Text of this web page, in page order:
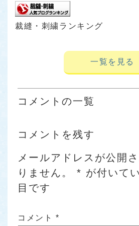
裁縫・刺繍ランキング
一覧を見る
コメントの一覧
コメントを残す
メールアドレスが公開
りません。
* が付いて
目です
コメント *